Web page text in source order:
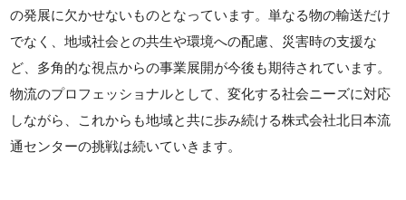
の発展に欠かせないものとなっています。単なる物の輸送だけ
でなく、地域社会との共生や環境への配慮、災害時の支援な
ど、多角的な視点からの事業展開が今後も期待されています。
物流のプロフェッショナルとして、変化する社会ニーズに対応
しながら、これからも地域と共に歩み続ける株式会社北日本流
通センターの挑戦は続いていきます。